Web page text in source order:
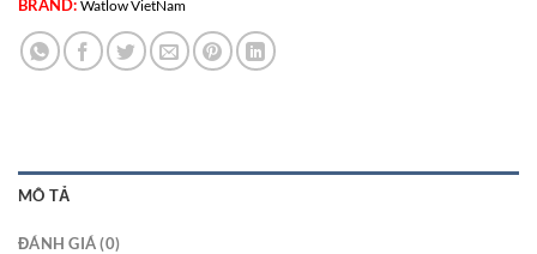
BRAND: Watlow VietNam
MÔ TẢ
ĐÁNH GIÁ (0)